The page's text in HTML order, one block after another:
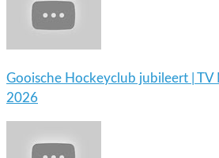
Gooische Hockeyclub jubileert | TV
2026